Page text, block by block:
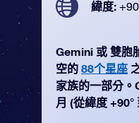
緯度:
Gemini 或 雙胞
空的 88个星座
家族的一部分
月 (從緯度 +90°